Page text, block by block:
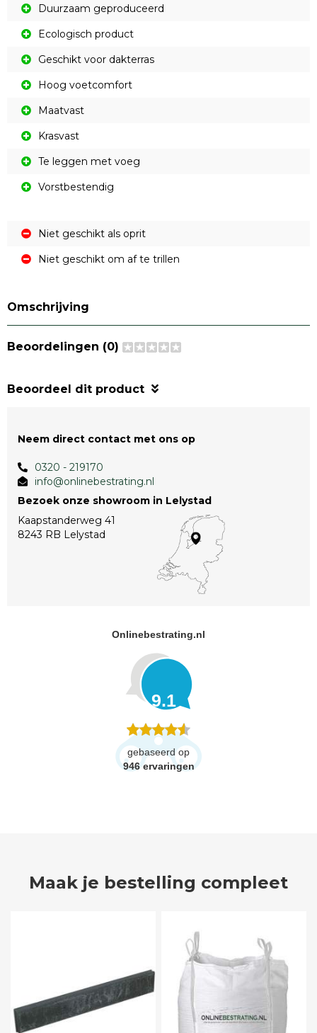
Duurzaam geproduceerd
Ecologisch product
Geschikt voor dakterras
Hoog voetcomfort
Maatvast
Krasvast
Te leggen met voeg
Vorstbestendig
Niet geschikt als oprit
Niet geschikt om af te trillen
Omschrijving
Beoordelingen (0)
Beoordeel dit product
Neem direct contact met ons op
0320 - 219170
info@onlinebestrating.nl
Bezoek onze showroom in Lelystad
Kaapstanderweg 41
8243 RB Lelystad
Onlinebestrating.nl
9.1
gebaseerd op
946 ervaringen
Maak je bestelling compleet